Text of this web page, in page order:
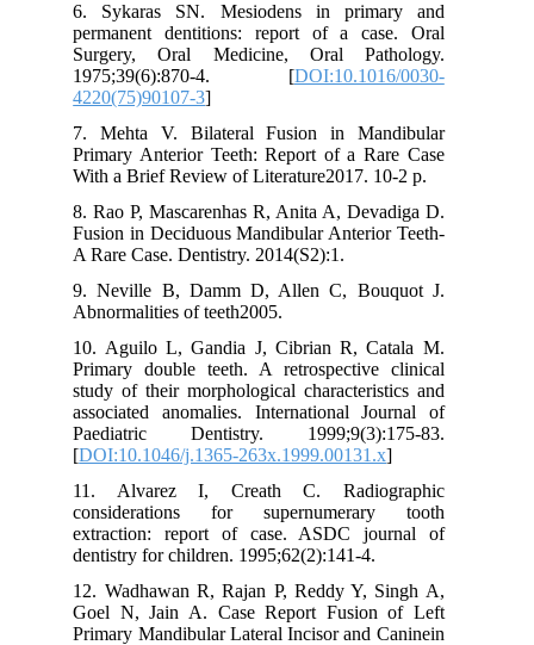
6. Sykaras SN. Mesiodens in primary and
permanent dentitions: report of a case. Oral
Surgery, Oral Medicine, Oral Pathology.
1975;39(6):870-4. [DOI:10.1016/0030-
4220(75)90107-3
7. Mehta V. Bilateral Fusion in Mandibular
Primary Anterior Teeth: Report of a Rare Case
With a Brief Review of Literature2017. 10-2 p.
8. Rao P, Mascarenhas R, Anita A, Devadiga D.
Fusion in Deciduous Mandibular Anterior Teeth-
A Rare Case. Dentistry. 2014(S2):1.
9. Neville B, Damm D, Allen C, Bouquot J.
Abnormalities of teeth2005.
10. Aguilo L, Gandia J, Cibrian R, Catala M.
Primary double teeth. A retrospective clinical
study of their morphological characteristics and
associated anomalies. International Journal of
Paediatric Dentistry. 1999;9(3):175-83.
[DOI:10.1046/j.1365-263x.1999.00131.x
11. Alvarez I, Creath C. Radiographic
considerations for supernumerary tooth
extraction: report of case. ASDC journal of
dentistry for children. 1995;62(2):141-4.
12. Wadhawan R, Rajan P, Reddy Y, Singh A,
Goel N, Jain A. Case Report Fusion of Left
Primary Mandibular Lateral Incisor and Caninein